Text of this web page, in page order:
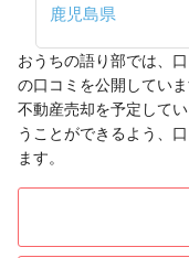
鹿児島県
おうちの語り部では、
の口コミを公開していま
不動産売却を予定して
うことができるよう、
ます。